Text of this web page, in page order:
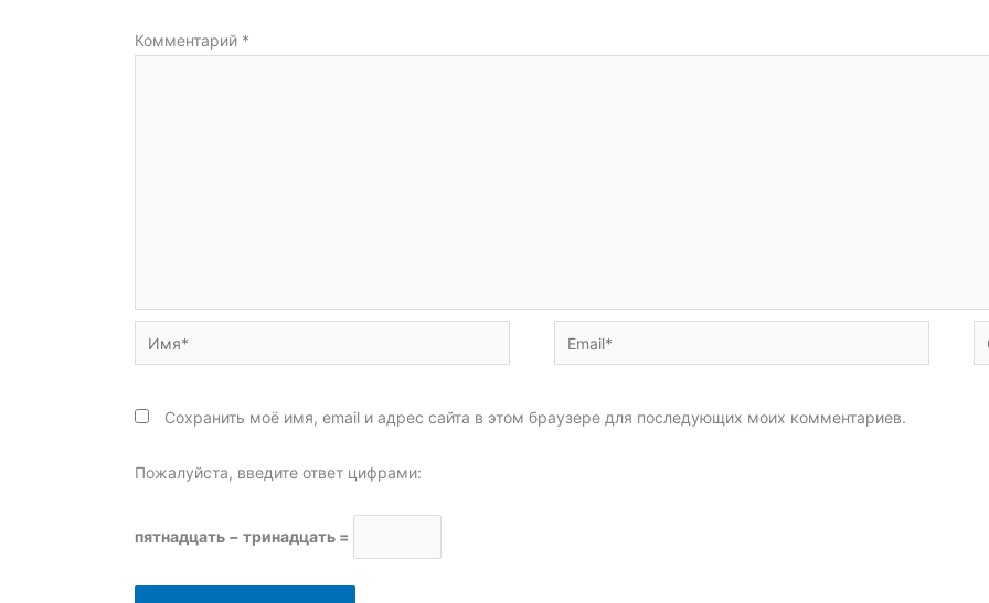
Комментарий *
Email*
Сохранить моё имя, email и адрес сайта в этом браузере для последующих моих комментариев.
Пожалуйста, введите ответ цифрами:
пятнадцать − тринадцать =